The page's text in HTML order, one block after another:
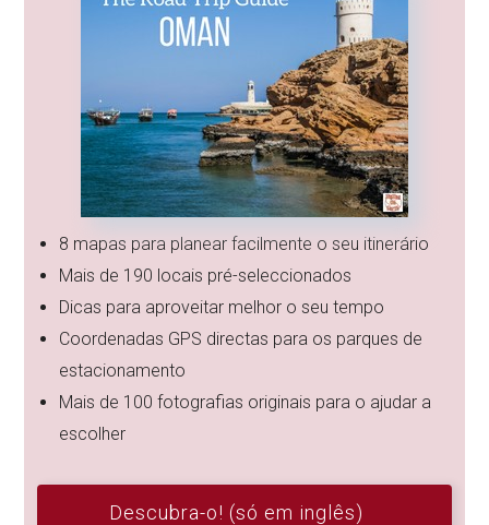
8 mapas para planear facilmente o seu itinerário
Mais de 190 locais pré-seleccionados
Dicas para aproveitar melhor o seu tempo
Coordenadas GPS directas para os parques de
estacionamento
Mais de 100 fotografias originais para o ajudar a
escolher
Descubra-o! (só em inglês)